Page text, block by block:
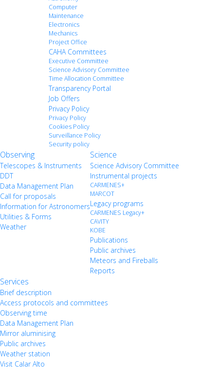
Computer
Maintenance
Electronics
Mechanics
Project Office
CAHA Committees
Executive Committee
Science Advisory Committee
Time Allocation Committee
Transparency Portal
Job Offers
Privacy Policy
Privacy Policy
Cookies Policy
Surveillance Policy
Security policy
Observing
Telescopes & Instruments
DDT
Data Management Plan
Call for proposals
Information for Astronomers
Utilities & Forms
Weather
Science
Science Advisory Committee
Instrumental projects
CARMENES+
MARCOT
Legacy programs
CARMENES Legacy+
CAVITY
KOBE
Publications
Public archives
Meteors and Fireballs
Reports
Services
Brief description
Access protocols and committees
Observing time
Data Management Plan
Mirror aluminising
Public archives
Weather station
Visit Calar Alto